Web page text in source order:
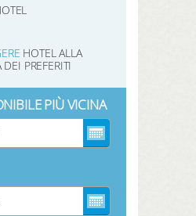
HOTEL ALLA
PREFERITI
PIÙ VICINA